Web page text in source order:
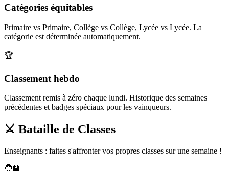
Catégories équitables
Primaire vs Primaire, Collège vs Collège, Lycée vs Lycée. La
catégorie est déterminée automatiquement.
🏆
Classement hebdo
Classement remis à zéro chaque lundi. Historique des semaines
précédentes et badges spéciaux pour les vainqueurs.
⚔️ Bataille de Classes
Enseignants : faites s'affronter vos propres classes sur une semaine !
🧑‍🏫